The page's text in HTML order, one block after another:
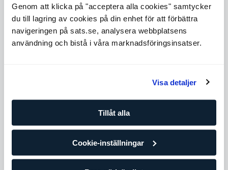
Genom att klicka på "acceptera alla cookies" samtycker
du till lagring av cookies på din enhet för att förbättra
navigeringen på sats.se, analysera webbplatsens
användning och bistå i våra marknadsföringsinsatser.
Visa detaljer
Tillåt alla
Cookie-inställningar
Level 4
och träningsplan. Om du redan tränar regelmässigt på egen
hand eller på gruppträningsklasser är det här paketet för